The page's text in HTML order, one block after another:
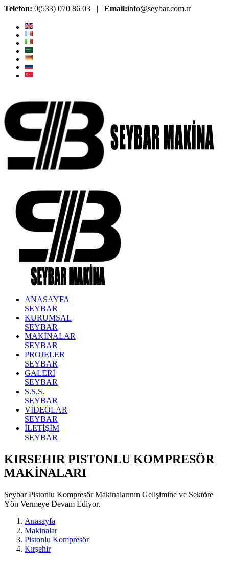
Telefon: 0(533) 070 86 03 | Email:info@seybar.com.tr
ANASAYFA
SEYBAR
KURUMSAL
SEYBAR
MAKİNALAR
SEYBAR
PROJELER
SEYBAR
GALERİ
SEYBAR
S.S.S.
SEYBAR
VİDEOLAR
SEYBAR
İLETİŞİM
SEYBAR
KIRSEHIR PISTONLU KOMPRESÖR
MAKİNALARI
Seybar Pistonlu Kompresör Makinalarının Gelişimine ve Sektöre
Yön Vermeye Devam Ediyor.
Anasayfa
Makinalar
Pistonlu Kompresör
Kırşehir